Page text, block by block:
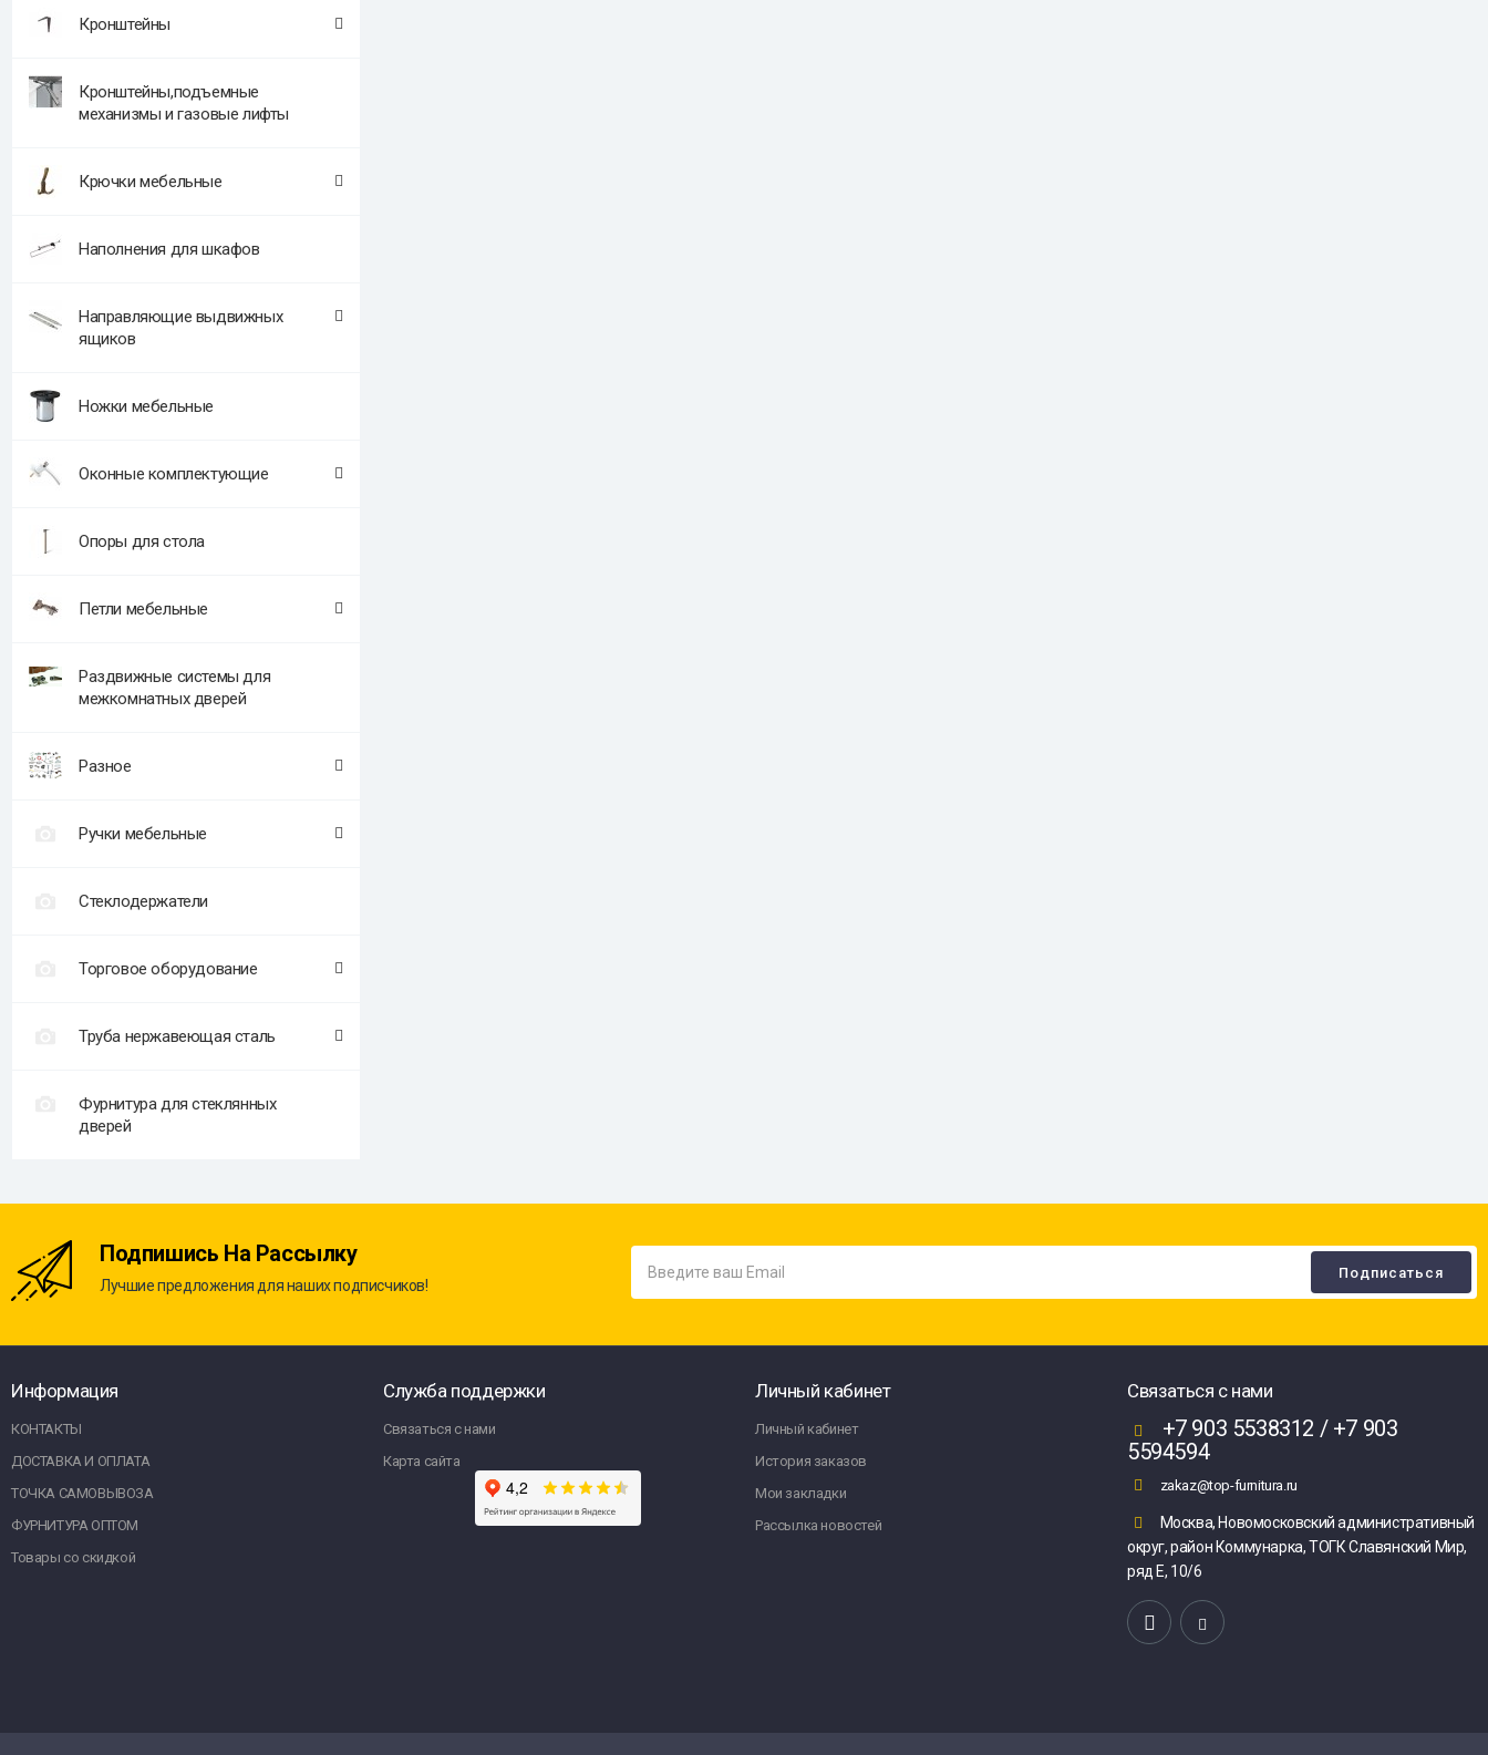
Кронштейны
Кронштейны,подъемные
механизмы и газовые лифты
Крючки мебельные
Наполнения для шкафов
Направляющие выдвижных
ящиков
Ножки мебельные
Оконные комплектующие
Опоры для стола
Петли мебельные
Раздвижные системы для
межкомнатных дверей
Разное
Ручки мебельные
Стеклодержатели
Торговое оборудование
Труба нержавеющая сталь
Фурнитура для стеклянных
дверей
Подпишись На Рассылку
Лучшие предложения для наших подписчиков!
Информация
КОНТАКТЫ
ДОСТАВКА И ОПЛАТА
ТОЧКА САМОВЫВОЗА
ФУРНИТУРА ОПТОМ
Товары со скидкой
Служба поддержки
Связаться с нами
Карта сайта
Личный кабинет
Личный кабинет
История заказов
Мои закладки
Рассылка новостей
Связаться с нами
+7 903 5538312 / +7 903
5594594
zakaz@top-furnitura.ru
Москва, Новомосковский административный
округ, район Коммунарка, ТОГК Славянский Мир,
ряд Е, 10/6